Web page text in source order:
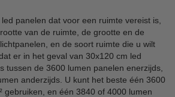
panelen dat voor een ruimte vereist is,
van de ruimte, de grootte en de
en de soort ruimte die u wilt
er in het geval van 30x120 cm led
tussen de 3600 lumen panelen enerzijds,
anderzijds. U kunt het beste één 3600
gebruiken, en één 3840 of 4000 lumen